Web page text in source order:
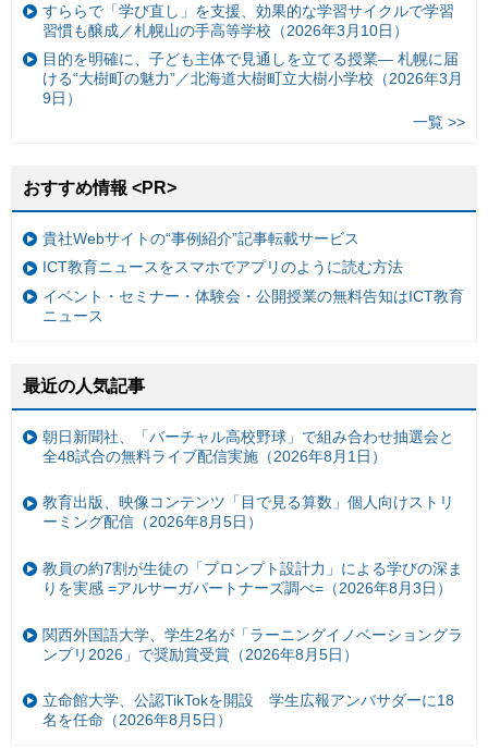
すららで「学び直し」を支援、効果的な学習サイクルで学習
習慣も醸成／札幌山の手高等学校（2026年3月10日）
目的を明確に、子ども主体で見通しを立てる授業— 札幌に届
ける“大樹町の魅力”／北海道大樹町立大樹小学校（2026年3月
9日）
一覧 >>
おすすめ情報 <PR>
貴社Webサイトの“事例紹介”記事転載サービス
ICT教育ニュースをスマホでアプリのように読む方法
イベント・セミナー・体験会・公開授業の無料告知はICT教育
ニュース
最近の人気記事
朝日新聞社、「バーチャル高校野球」で組み合わせ抽選会と
全48試合の無料ライブ配信実施（2026年8月1日）
教育出版、映像コンテンツ「目で見る算数」個人向けストリ
ーミング配信（2026年8月5日）
教員の約7割が生徒の「プロンプト設計力」による学びの深ま
りを実感 =アルサーガパートナーズ調べ=（2026年8月3日）
関西外国語大学、学生2名が「ラーニングイノベーショングラ
ンプリ2026」で奨励賞受賞（2026年8月5日）
立命館大学、公認TikTokを開設 学生広報アンバサダーに18
名を任命（2026年8月5日）